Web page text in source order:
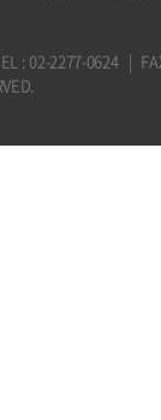
: 02-2277-0624